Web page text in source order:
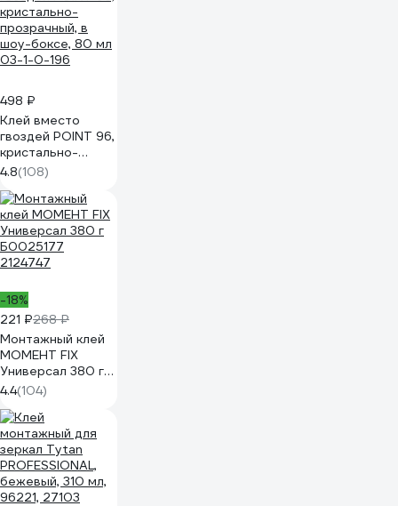
498 ₽
Клей вместо
гвоздей POINT 96,
кристально-
прозрачный, в
шоу-боксе, 80 мл
03-1-0-196
4.8(108)
-18%
221 ₽268 ₽
Монтажный клей
МОМЕНТ FIX
Универсал 380 г
Б0025177
2124747
4.4(104)